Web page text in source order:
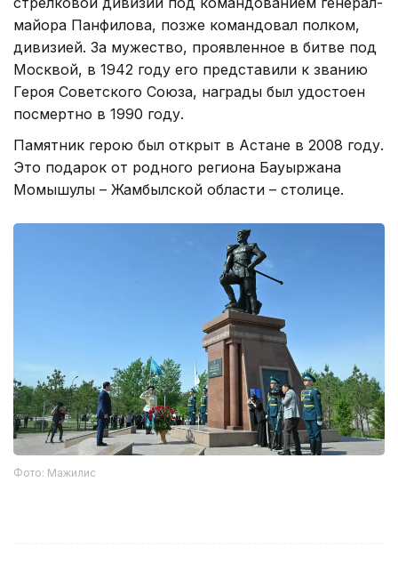
майора Панфилова, позже командовал полком,
дивизией. За мужество, проявленное в битве под
Москвой, в 1942 году его представили к званию
Героя Советского Союза, награды был удостоен
посмертно в 1990 году.
Памятник герою был открыт в Астане в 2008 году.
Это подарок от родного региона Бауыржана
Момышулы – Жамбылской области – столице.
Фото: Мажилис